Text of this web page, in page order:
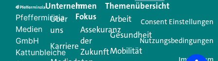
Pfefferminzia
Medien
GmbH
Kattunbleiche
Unternehmen
Über
uns
Karriere
Im
Fokus
Assekuranz
der
Zukunft
Themenübersicht
Arbeit
Gesundheit
Mobilität
Consent Einstellungen
Nutzungsbedingungen